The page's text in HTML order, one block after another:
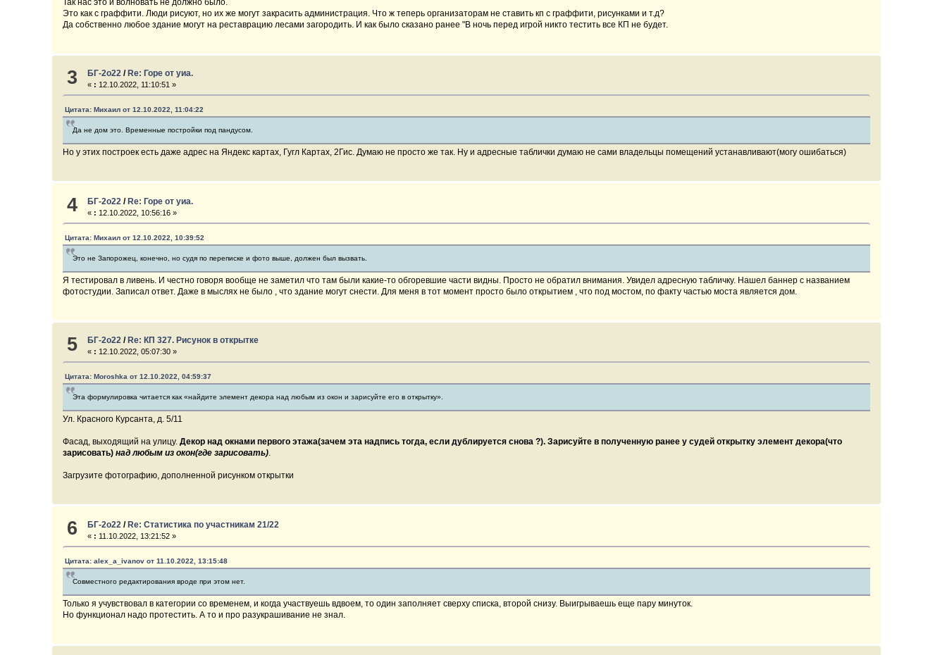
Это как с граффити. Люди рисуют, но их же могут закрасить администрация. Что ж теперь организаторам не ставить кп с граффити, рисунками и т.д?
Да собственно любое здание могут на реставрацию лесами загородить. И как было сказано ранее "В ночь перед игрой никто тестить все КП не будет.
3 БГ-2о22/ Re: Горе от уиа.
« : 12.10.2022, 11:10:51 »
Цитата: Михаил от 12.10.2022, 11:04:22
Да не дом это. Временные постройки под пандусом.
Но у этих построек есть даже адрес на Яндекс картах, Гугл Картах, 2Гис. Думаю не просто же так. Ну и адресные таблички думаю не сами владельцы помещений устанавливают(могу ошибаться)
4 БГ-2о22 /Re: Горе от уиа.
« : 12.10.2022, 10:56:16 »
Цитата: Михаил от 12.10.2022, 10:39:52
Это не Запорожец, конечно, но судя по переписке и фото выше, должен был вызвать.
Я тестировал в ливень. И честно говоря вообще не заметил что там были какие-то обгоревшие части видны. Просто не обратил внимания. Увидел адресную табличку. Нашел баннер с названием
фотостудии. Записал ответ. Даже в мыслях не было , что здание могут снести. Для меня в тот момент просто было открытием , что под мостом, по факту частью моста является дом.
5 БГ-2о22/ Re: КП 327. Рисунок в открытке
« : 12.10.2022, 05:07:30 »
Цитата: Moroshka от 12.10.2022, 04:59:37
Эта формулировка читается как «найдите элемент декора над любым из окон и зарисуйте его в открытку».
Ул. Красного Курсанта, д. 5/11
Фасад, выходящий на улицу.Декор над окнами первого этажа(зачем эта надпись тогда, если дублируется снова ?).Зарисуйте в полученную ранее у судей открытку элемент декора(что
зарисовать)над любым из окон(где зарисовать).
Загрузите фотографию, дополненной рисунком открытки
6 БГ-2о22 /Re: Статистика по участникам 21/22
« : 11.10.2022, 13:21:52 »
Цитата: alex_a_ivanov от 11.10.2022, 13:15:48
Совместного редактирования вроде при этом нет.
Только я учувствовал в категории со временем, и когда участвуешь вдвоем, то один заполняет сверху списка, второй снизу. Выигрываешь еще пару минуток.
Но функционал надо протестить. А то и про разукрашивание не знал.